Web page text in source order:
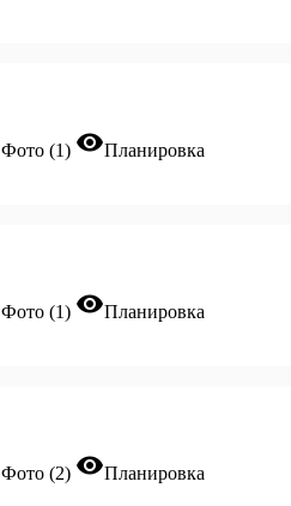
Фото (1) visibilityПланировка
Фото (1) visibilityПланировка
Фото (2) visibilityПланировка